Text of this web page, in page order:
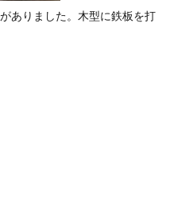
ありました。木型に鉄板を打